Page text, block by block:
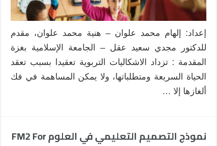
إعداد: إلهام محمد علوان – هنية محمد علوان، مقدم
للدكتور مجدي سعيد عقل – الجامعة الإسلامية بغزة
المقدمة : تزداد الاشكاليات التربوية تعقيدا بسبب تعقد
الحياة السريعة ومتطلباتها، ولا يمكن المساهمة في فك
ألغازها إلا …
نموذج التصميم التعليمي في العلوم FM2 For